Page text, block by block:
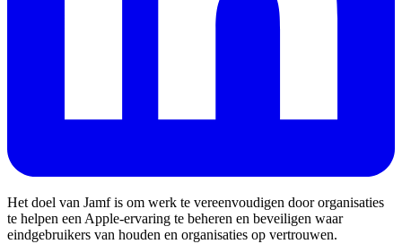
Het doel van Jamf is om werk te vereenvoudigen door organisaties
te helpen een Apple-ervaring te beheren en beveiligen waar
eindgebruikers van houden en organisaties op vertrouwen.